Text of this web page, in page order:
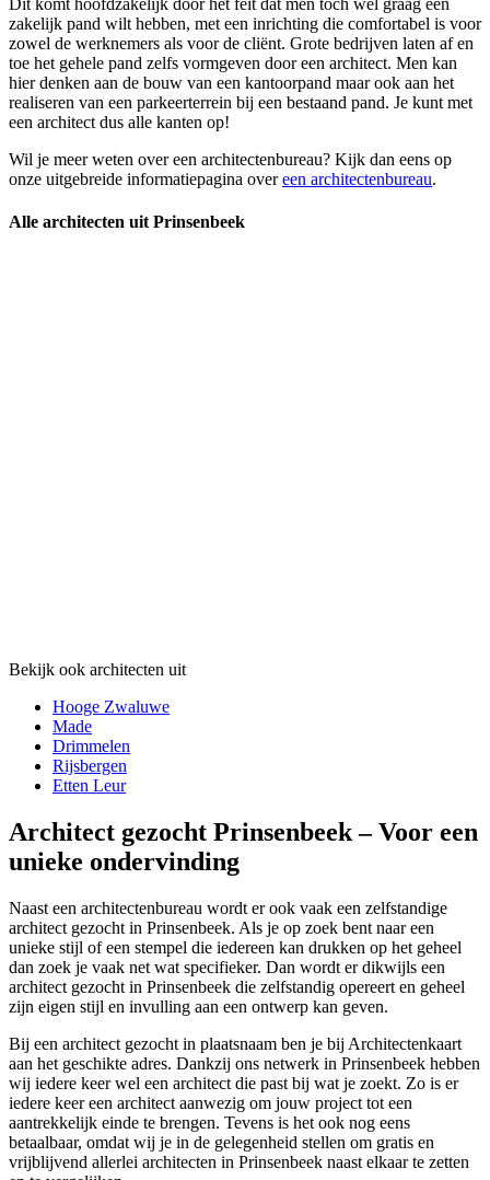
zakelijk pand wilt hebben, met een inrichting die comfortabel is voor
zowel de werknemers als voor de cliënt. Grote bedrijven laten af en
toe het gehele pand zelfs vormgeven door een architect. Men kan
hier denken aan de bouw van een kantoorpand maar ook aan het
realiseren van een parkeerterrein bij een bestaand pand. Je kunt met
een architect dus alle kanten op!
Wil je meer weten over een architectenbureau? Kijk dan eens op
onze uitgebreide informatiepagina overeen architectenbureau.
Alle architecten uit Prinsenbeek
Bekijk ook architecten uit
Hooge Zwaluwe
Made
Drimmelen
Rijsbergen
Etten Leur
Architect gezocht Prinsenbeek – Voor een
unieke ondervinding
Naast een architectenbureau wordt er ook vaak een zelfstandige
architect gezocht in Prinsenbeek. Als je op zoek bent naar een
unieke stijl of een stempel die iedereen kan drukken op het geheel
dan zoek je vaak net wat specifieker. Dan wordt er dikwijls een
architect gezocht in Prinsenbeek die zelfstandig opereert en geheel
zijn eigen stijl en invulling aan een ontwerp kan geven.
Bij een architect gezocht in plaatsnaam ben je bij Architectenkaart
aan het geschikte adres. Dankzij ons netwerk in Prinsenbeek hebben
wij iedere keer wel een architect die past bij wat je zoekt. Zo is er
iedere keer een architect aanwezig om jouw project tot een
aantrekkelijk einde te brengen. Tevens is het ook nog eens
betaalbaar, omdat wij je in de gelegenheid stellen om gratis en
vrijblijvend allerlei architecten in Prinsenbeek naast elkaar te zetten